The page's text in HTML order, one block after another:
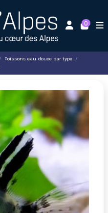
0
Poissons eau douce par type